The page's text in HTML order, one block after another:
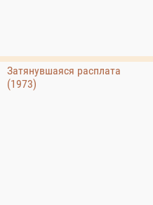
Затянувшаяся расплата
(1973)